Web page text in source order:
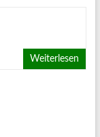
Weiterlesen